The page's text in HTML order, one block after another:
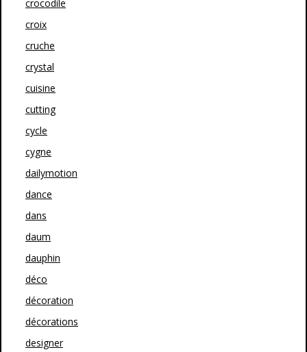
crocodile
croix
cruche
crystal
cuisine
cutting
cycle
cygne
dailymotion
dance
dans
daum
dauphin
déco
décoration
décorations
designer